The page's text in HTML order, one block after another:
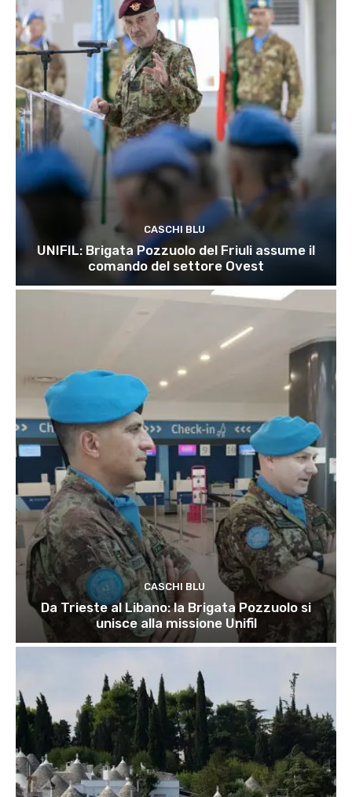
CASCHI BLU
UNIFIL: Brigata Pozzuolo del Friuli assume il
comando del settore Ovest
CASCHI BLU
Da Trieste al Libano: la Brigata Pozzuolo si
unisce alla missione Unifil